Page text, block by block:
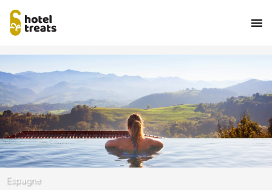
au
contenu
principal
Image
Espagne